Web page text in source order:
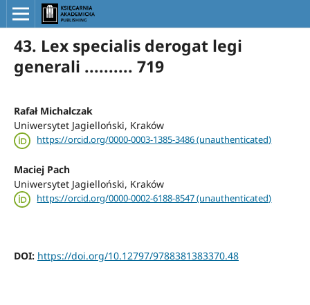
43. Lex specialis derogat legi
generali .......... 719
Rafał Michalczak
Uniwersytet Jagielloński, Kraków
https://orcid.org/0000-0003-1385-3486 (unauthenticated)
Maciej Pach
Uniwersytet Jagielloński, Kraków
https://orcid.org/0000-0002-6188-8547 (unauthenticated)
DOI: https://doi.org/10.12797/9788381383370.48